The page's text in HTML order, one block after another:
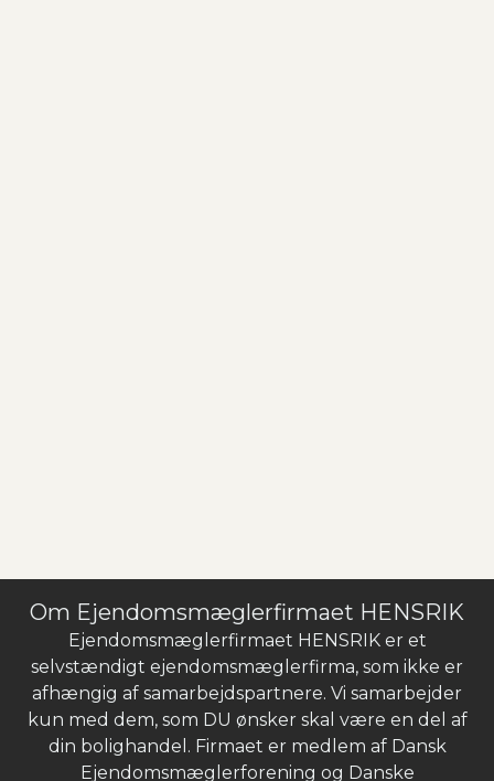
Om Ejendomsmæglerfirmaet HENSRIK
Ejendomsmæglerfirmaet HENSRIK er et
selvstændigt ejendomsmæglerfirma, som ikke er
afhængig af samarbejdspartnere. Vi samarbejder
kun med dem, som DU ønsker skal være en del af
din bolighandel. Firmaet er medlem af Dansk
Ejendomsmæglerforening og Danske